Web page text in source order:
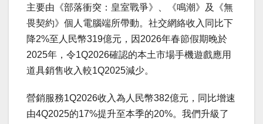
主要由《部落衝突：皇室戰爭》、《鳴潮》及《無
畏契約》個人電腦端所帶動。社交網絡收入同比下
降2%至人民幣319億元，因2026年春節假期晚於
2025年，令1Q2026確認的本土市場手機遊戲應用
道具銷售收入較1Q2025減少。
營銷服務1Q2026收入為人民幣382億元，同比增速
由4Q2025的17%提升至本季的20%。我們升級了